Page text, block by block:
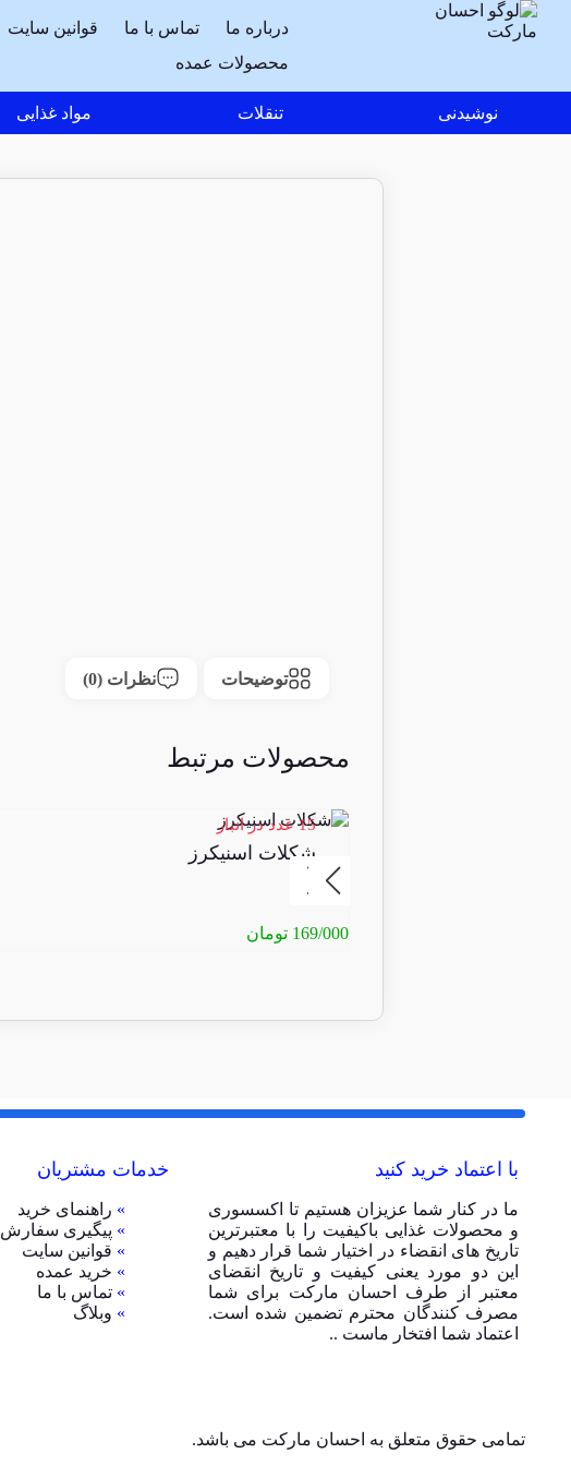
درباره ما تماس با ما قوانین سایت
محصولات عمده
نوشیدنی تنقلات مواد غذایی
توضیحات نظرات (0)
محصولات مرتبط
15 عدد در انبار
شکلات اسنیکرز
169/000 تومان
با اعتماد خرید کنید
ما در کنار شما عزیزان هستیم تا اکسسوری
و محصولات غذایی باکیفیت را با معتبرترین
تاریخ های انقضاء در اختیار شما قرار دهیم و
این دو مورد یعنی کیفیت و تاریخ انقضای
معتبر از طرف احسان مارکت برای شما
مصرف کنندگان محترم تضمین شده است.
اعتماد شما افتخار ماست ..
خدمات مشتریان
» راهنمای خرید
» پیگیری سفارش
» قوانین سایت
» خرید عمده
» تماس با ما
» وبلاگ
تمامی حقوق متعلق به احسان مارکت می باشد.